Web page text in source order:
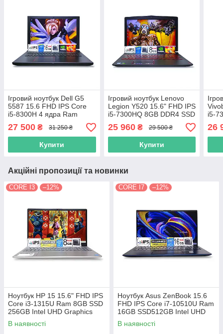
Ігровий ноутбук Dell G5
5587 15.6 FHD IPS Core
i5-8300H 4 ядра Ram
16Gb SSD128GB + 1TB
HDD Nvidia GTX 1060 6GB
27 500 ₴ 31 250 ₴
Купити
Ігровий ноутбук Lenovo
Legion Y520 15.6" FHD IPS
i5-7300HQ 8GB DDR4 SSD
128GB + HDD1000GB
NVIDIA GTX1050 4GB
25 960₴ 29 500 ₴
Купити
i5-
26
Акційні пропозиції та новинки
CORE I3 –12%
Ноутбук HP 15 15.6" FHD IPS
Сore i3-1315U Ram 8GB SSD
256GB Intel UHD Graphics
В наявності
CORE I7 –12%
Ноутбук Asus ZenBook 15.6
FHD IPS Core i7-10510U Ram
16GB SSD512GB Intel UHD
Graphics
В наявності